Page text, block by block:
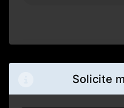
Solicite